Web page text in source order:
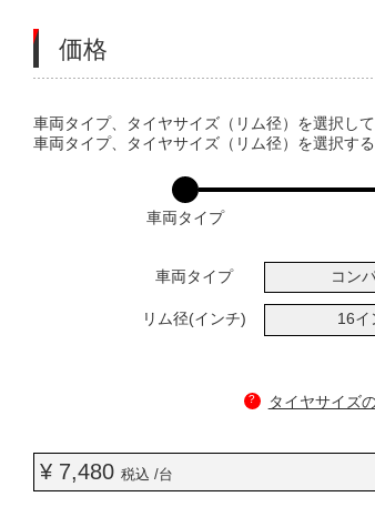
価格
VARIATIONS
車両タイプ、タイヤサイズ（リム径）を選択し
車両タイプ、タイヤサイズ（リム径）を選択す
車両タイプ
車両タイプ コン
リム径(インチ) 16イ
? タイヤサイズ
¥ 7,480税込 /台